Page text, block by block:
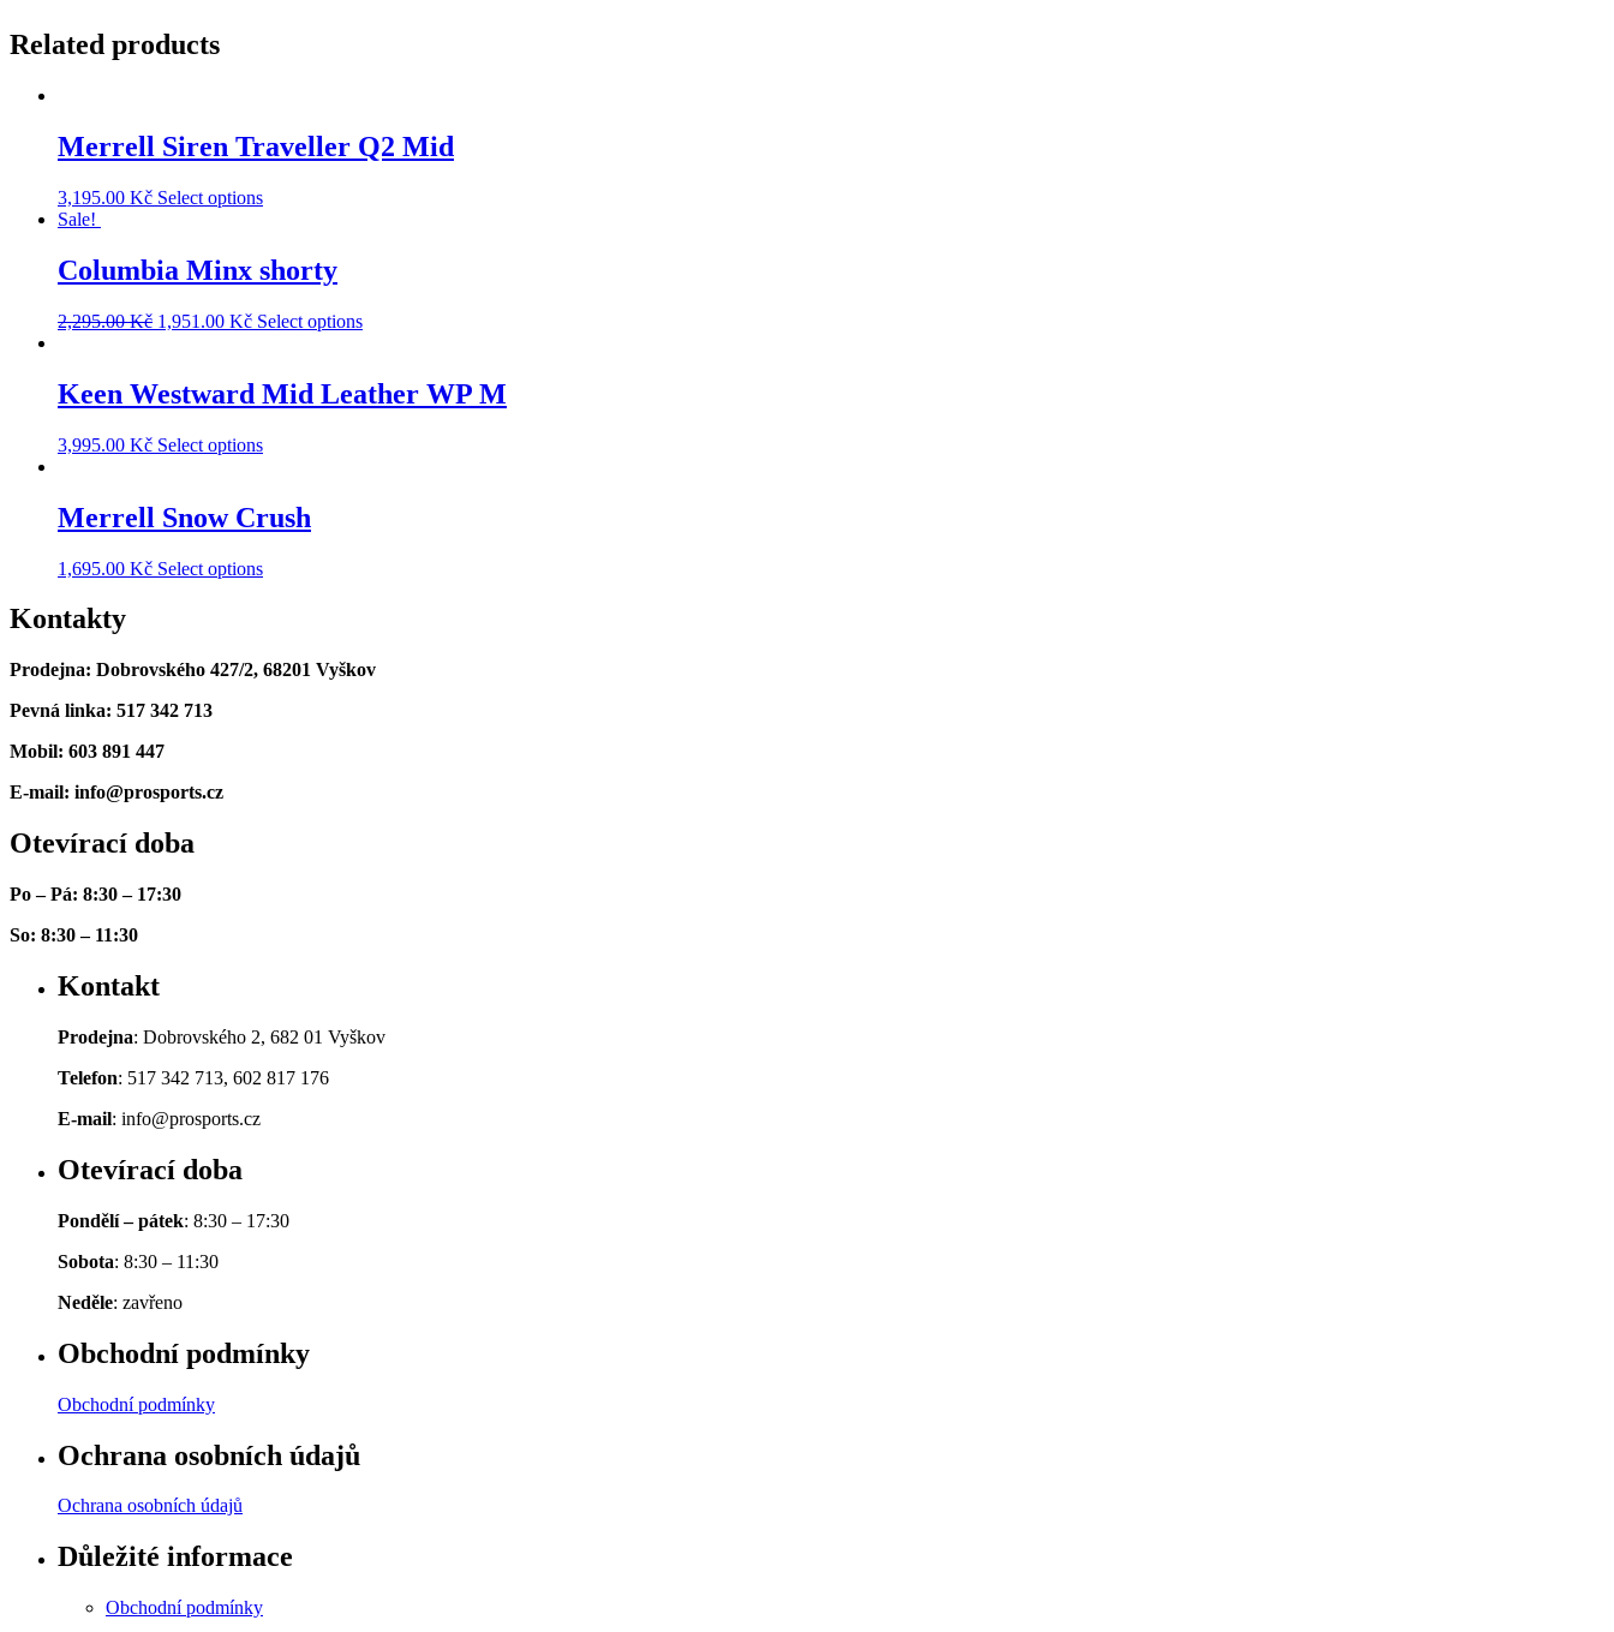
Related products
Merrell Siren Traveller Q2 Mid
3,195.00 Kč Select options
Sale!
Columbia Minx shorty
2,295.00Kč 1,951.00 Kč Select options
Keen Westward Mid Leather WP M
3,995.00 Kč Select options
Merrell Snow Crush
1,695.00 Kč Select options
Kontakty
Prodejna: Dobrovského 427/2, 68201 Vyškov
Pevná linka: 517 342 713
Mobil: 603 891 447
E-mail: info@prosports.cz
Otevírací doba
Po – Pá: 8:30 – 17:30
So: 8:30 – 11:30
Kontakt
Prodejna: Dobrovského 2, 682 01 Vyškov
Telefon: 517 342 713, 602 817 176
E-mail: info@prosports.cz
Otevírací doba
Pondělí – pátek: 8:30 – 17:30
Sobota: 8:30 – 11:30
Neděle: zavřeno
Obchodní podmínky
Obchodní podmínky
Ochrana osobních údajů
Ochrana osobních údajů
Důležité informace
Obchodní podmínky